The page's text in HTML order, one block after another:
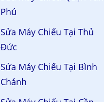
Phú
Sửa Máy Chiếu Tại Thủ
Đức
Sửa Máy Chiếu Tại Bình
Chánh